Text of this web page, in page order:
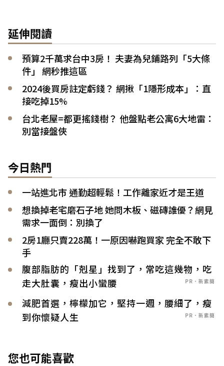
延伸閱讀
預算2千萬求台中3房！ 夫妻為兒鋪路列「5大條
件」 網秒推這區
2024後買房註定虧錢？ 網揪「1隱形成本」：直
接吃掉15%
台北老屋=都更搖錢樹？ 他盤點老公寓6大地雷：
別當接盤俠
今日熱門
一站進北市 通勤超輕鬆！工作離家近才是王道
想換掉老宅磨石子地 她問木板、磁磚誰優？網見
需求一面倒：別換了
2房1廳只賣228萬！一原因嚇跑買家 完全不敢下
手
腹部脂肪的「剋星」找到了，常吃這幾物，吃
走大肚囊，瘦出小蠻腰
PR．新素簡
減肥首選，檸檬加它，堅持一週，腰細了，瘦
到你懷疑人生
PR．新素簡
您也可能喜歡